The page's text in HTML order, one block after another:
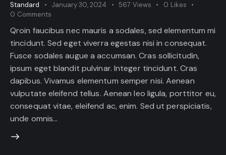
Standard January 30, 2024 567 Views 0 Likes
0 Comments
Qroin faucibus nec mauris a sodales, sed elementum mi
tincidunt. Sed eget viverra egestas nisi in consequat.
Fusce sodales augue a accumsan. Cras sollicitudin,
ipsum eget blandit pulvinar. Integer tincidunt. Cras
dapibus. Vivamus elementum semper nisi. Aenean
vulputate eleifend tellus. Aenean leo ligula, porttitor eu,
consequat vitae, eleifend ac, enim. Sed ut perspiciatis,
unde omnis…